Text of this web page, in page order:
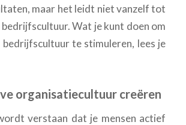
maar het leidt niet vanzelf tot
bedrijfscultuur. Wat je kunt doen om
bedrijfscultuur te stimuleren, lees je
organisatiecultuur creëren
verstaan dat je mensen actief